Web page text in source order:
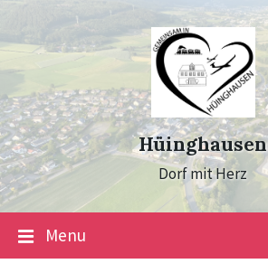
Skip
content
Skip
main
navigation
Skip
footer
Hüinghausen
Dorf mit Herz
Menu